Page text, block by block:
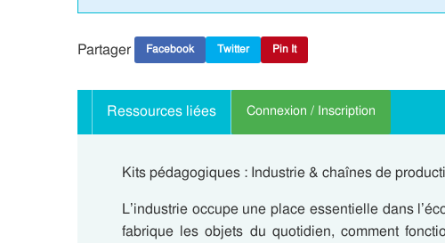
Partager Facebook Twitter Pin It
Ressources liées Connexion / Inscription
Kits pédagogiques : Industrie & chaînes de
L’industrie occupe une place essentielle dans
fabrique les objets du quotidien, comment